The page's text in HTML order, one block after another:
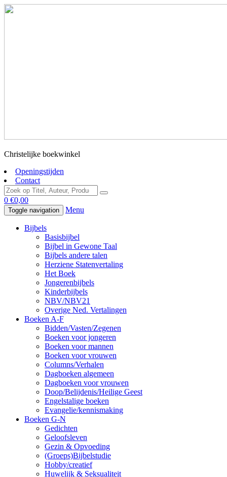
Christelijke boekwinkel
Openingstijden
Contact
0 €0,00
Toggle navigation Menu
Bijbels
Basisbijbel
Bijbel in Gewone Taal
Bijbels andere talen
Herziene Statenvertaling
Het Boek
Jongerenbijbels
Kinderbijbels
NBV/NBV21
Overige Ned. Vertalingen
Boeken A-F
Bidden/Vasten/Zegenen
Boeken voor jongeren
Boeken voor mannen
Boeken voor vrouwen
Columns/Verhalen
Dagboeken algemeen
Dagboeken voor vrouwen
Doop/Belijdenis/Heilige Geest
Engelstalige boeken
Evangelie/kennismaking
Boeken G-N
Gedichten
Geloofsleven
Gezin & Opvoeding
(Groeps)Bijbelstudie
Hobby/creatief
Huwelijk & Seksualiteit